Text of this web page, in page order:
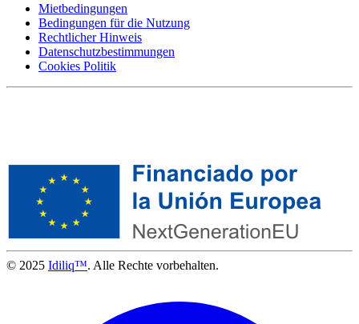
Mietbedingungen
Bedingungen für die Nutzung
Rechtlicher Hinweis
Datenschutzbestimmungen
Cookies Politik
© 2025 Idiliq™. Alle Rechte vorbehalten.